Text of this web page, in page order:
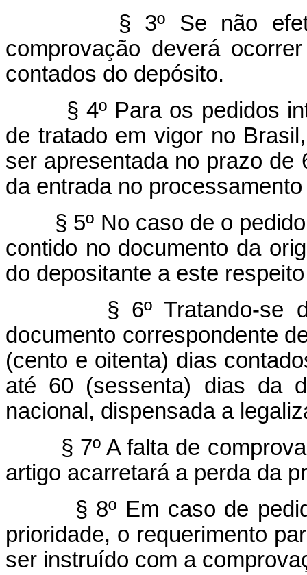
§ 3º Se não
comprovação deverá
contados do depósito.
§ 4º Para os pedidos
de tratado em vigor no
ser apresentada no prazo de
da entrada no
§ 5º No caso de o
contido no documento da
do depositante a este
§ 6º Tratando-se
documento correspondente
(cento e oitenta) dias
até 60 (sessenta) dias da
nacional, dispensada a
§ 7º A falta de
artigo acarretará a perda da
§ 8º Em caso de
prioridade, o requerimento
ser instruído com a